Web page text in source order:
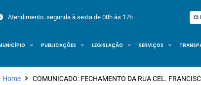
Atendimento: segunda à sexta de 08h às 17h
PUBLICAÇÕES LEGISLAÇÃO SERVIÇOS
Home COMUNICADO: FECHAMENTO DA RUA CEL.